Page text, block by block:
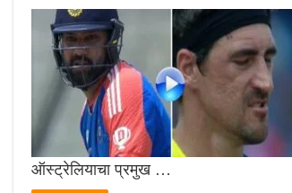
ऑस्ट्रेलियाचा प्रमुख …